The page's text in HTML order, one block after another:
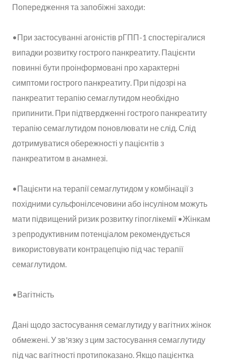
Попередження та запобіжні заходи:
•При застосуванні агоністів рГПП-1 спостерігалися
випадки розвитку гострого панкреатиту. Пацієнти
повинні бути проінформовані про характерні
симптоми гострого панкреатиту. При підозрі на
панкреатит терапію семаглутидом необхідно
припинити. При підтвердженні гострого панкреатиту
терапію семаглутидом поновлювати не слід. Слід
дотримуватися обережності у пацієнтів з
панкреатитом в анамнезі.
•Пацієнти на терапії семаглутидом у комбінації з
похідними сульфонілсечовини або інсуліном можуть
мати підвищений ризик розвитку гіпоглікемії •Жінкам
з репродуктивним потенціалом рекомендується
використовувати контрацепцію під час терапії
семаглутидом.
•Вагітність
Дані щодо застосування семаглутиду у вагітних жінок
обмежені. У зв'язку з цим застосування семаглутиду
під час вагітності протипоказано. Якщо пацієнтка